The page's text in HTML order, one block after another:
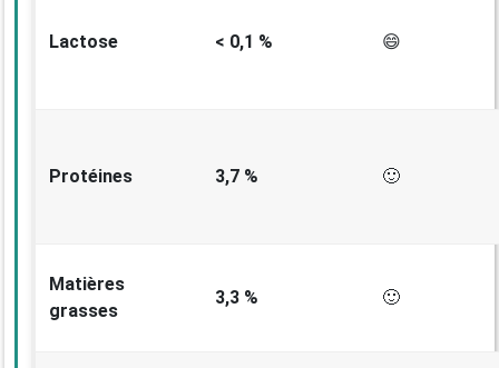
Lactose < 0,1 % 😄
Protéines 3,7 % 🙂
Matières
grasses
3,3 % 🙂